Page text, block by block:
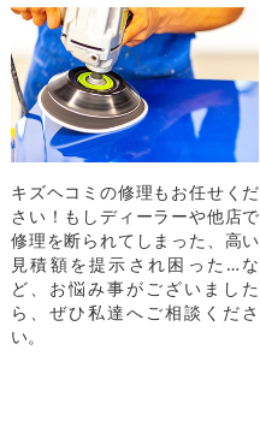
キズヘコミの修理もお任せくだ
さい！もしディーラーや他店で
修理を断られてしまった、高い
見積額を提示され困った…な
ど、お悩み事がございました
ら、ぜひ私達へご相談くださ
い。